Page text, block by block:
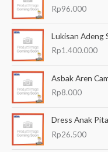
u
Rp96.000
Lukisan Adeng
Rp1.400.000
Asbak Aren
Rp8.000
Dress Anak
Rp26.500